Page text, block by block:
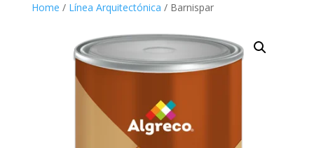
Home / Línea Arquitectónica / Barnispar